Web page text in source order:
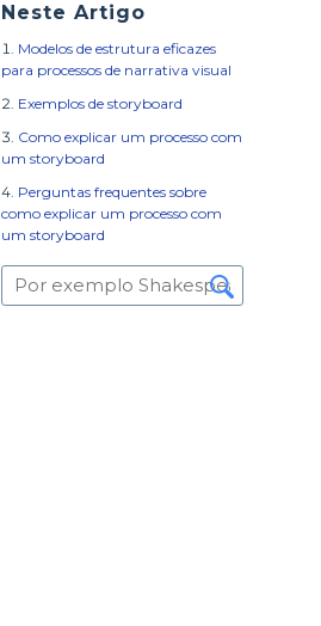
Neste Artigo
Modelos de estrutura eficazes
para processos de narrativa visual
Exemplos de storyboard
Como explicar um processo com
um storyboard
Perguntas frequentes sobre
como explicar um processo com
um storyboard